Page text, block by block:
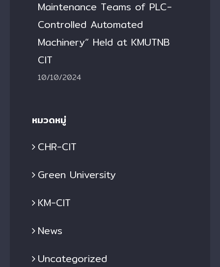
Maintenance Teams of PLC-
Controlled Automated
Machinery” Held at KMUTNB
CIT
10/10/2024
หมวดหมู่
CHR-CIT
Green University
KM-CIT
News
Uncategorized